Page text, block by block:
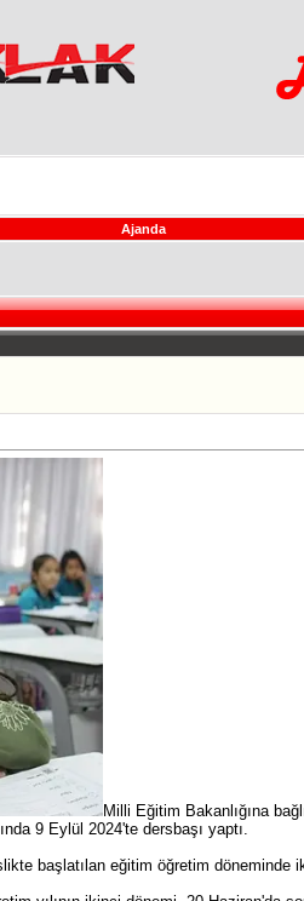
Ajanda
Milli Eğitim Bakanlığına
9 Eylül 2024'te dersbaşı yaptı.
başlatılan eğitim öğretim döneminde